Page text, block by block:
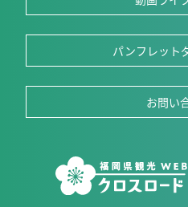
パンフレット
お問い